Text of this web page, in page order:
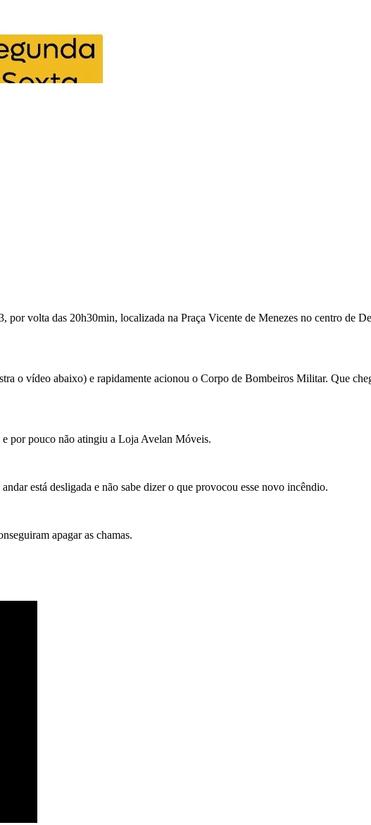
volta das 20h30min, localizada na Praça Vicente de Menezes no centro de
o vídeo abaixo) e rapidamente acionou o Corpo de Bombeiros Militar. Que
por pouco não atingiu a Loja Avelan Móveis.
está desligada e não sabe dizer o que provocou esse novo incêndio.
apagar as chamas.